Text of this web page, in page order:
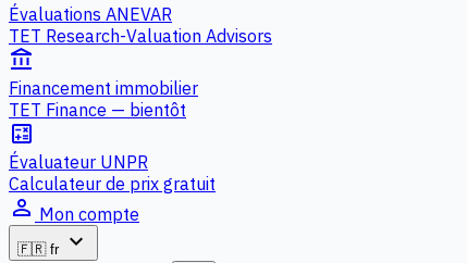
Évaluations ANEVAR
TET Research-Valuation Advisors
account_balance
Financement immobilier
TET Finance — bientôt
calculate
Évaluateur UNPR
Calculateur de prix gratuit
person_outline Mon compte
🇫🇷 fr
expand_more